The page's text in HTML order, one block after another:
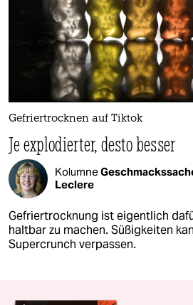
Gefriertrocknen auf Tiktok
Je explodierter, desto besser
Kolumne
Leclere
Gefriertrocknung ist eigentlich
haltbar zu machen. Süßigkeiten
Supercrunch verpassen.